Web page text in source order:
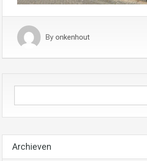
By onkenhout
Archieven